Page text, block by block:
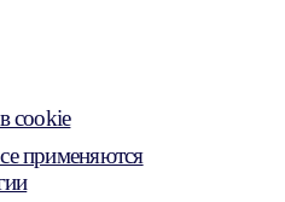
cookie
применяются